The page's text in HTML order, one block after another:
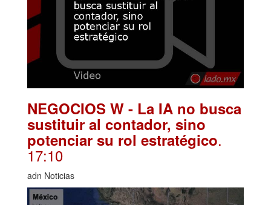
NEGOCIOS W - La IA no busca
sustituir al contador, sino
potenciar su rol estratégico.
17:10
adn Noticias